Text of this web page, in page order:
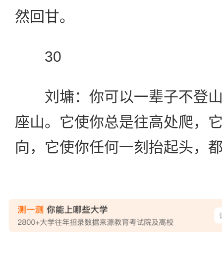
然回甘。
30
刘墉：你可以一辈子不登山
座山。它使你总是往高处爬，
向，它使你任何一刻抬起头，